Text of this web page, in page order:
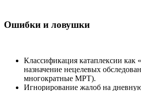
Ошибки и ловушки
Классификация катаплексии как
назначение нецелевых
многократные МРТ).
Игнорирование жалоб на